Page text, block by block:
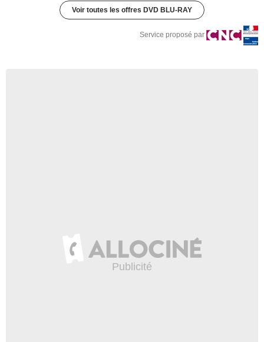
Voir toutes les offres DVD BLU-RAY
Service proposé par